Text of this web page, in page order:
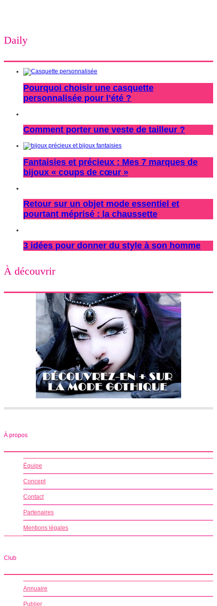
Daily
Pourquoi choisir une casquette
personnalisée pour l’été ?
Comment porter une veste de tailleur ?
Fantaisies et précieux : Mes 7 marques de
bijoux « coups de cœur »
Retour sur un objet mode essentiel et
pourtant méprisé : la chaussette
3 idées pour donner du style à son homme
À découvrir
À propos
Équipe
Concept
Contact
Partenaires
Mentions légales
Club
Annuaire
Publier